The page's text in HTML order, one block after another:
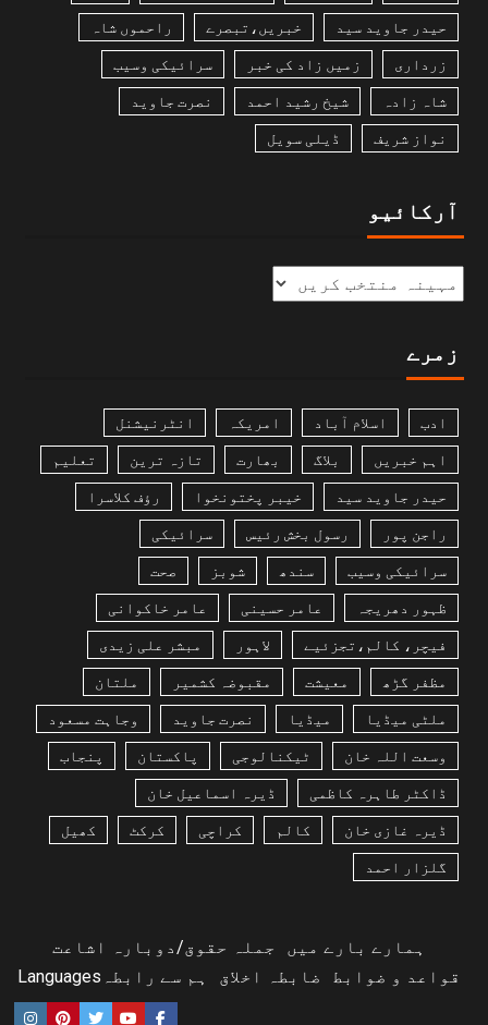
حیدر جاوید سید خبریں،تبصرے راحموں شاہ
زرداری زمیں زاد کی خبر سرائیکی وسیب
شاہ زادہ شیخ رشید احمد نصرت جاوید
نواز شریف ڈیلی سویل
آرکائیو
زمرے
ادب اسلام آباد امریکہ انٹرنیشنل
اہم خبریں بلاگ بھارت تازہ ترین تعلیم
حیدر جاوید سید خیبر پختونخوا رؤف کلاسرا
راجن پور رسول بخش رئیس سرائیکی
سرائیکی وسیب سندھ شوبز صحت
ظہور دھریجہ عامر حسینی عامر خاکوانی
فیچر، کالم،تجزئیے لاہور مبشر علی زیدی
مظفر گڑھ معیشت مقبوضہ کشمیر ملتان
ملٹی میڈیا میڈیا نصرت جاوید وجاہت مسعود
وسعت اللہ خان ٹیکنالوجی پاکستان پنجاب
ڈاکٹر طاہرہ کاظمی ڈیرہ اسماعیل خان
ڈیرہ غازی خان کالم کراچی کرکٹ کھیل
گلزار احمد
ہمارے بارے میں
جملہ حقوق/دوبارہ اشاعت
قواعد و ضوابط
ضابطہ اخلاق ہم سے رابطہ Languages